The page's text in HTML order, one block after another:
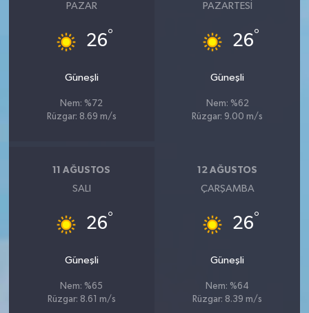
PAZAR
26°
Güneşli
Nem: %72
Rüzgar: 8.69 m/s
PAZARTESI
26°
Güneşli
Nem: %62
Rüzgar: 9.00 m/s
11 AĞUSTOS
SALI
26°
Güneşli
Nem: %65
Rüzgar: 8.61 m/s
12 AĞUSTOS
ÇARŞAMBA
26°
Güneşli
Nem: %64
Rüzgar: 8.39 m/s